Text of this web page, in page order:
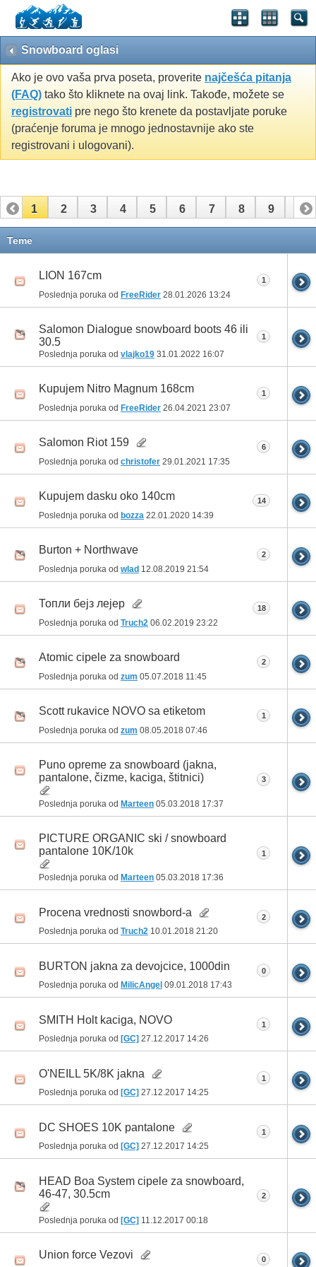
Snowboard oglasi
Ako je ovo vaša prva poseta, proverite najčešća pitanja
(FAQ) tako što kliknete na ovaj link. Takođe, možete se
registrovati pre nego što krenete da postavljate poruke
(praćenje foruma je mnogo jednostavnije ako ste
registrovani i ulogovani).
1 2 3 4 5 6 7 8 9 10
11
Teme
LION 167cm
Poslednja poruka od FreeRider 28.01.2026 13:24
1
Salomon Dialogue snowboard boots 46 ili
30.5
Poslednja poruka od vlajko19 31.01.2022 16:07
1
Kupujem Nitro Magnum 168cm
Poslednja poruka od FreeRider 26.04.2021 23:07
1
Salomon Riot 159
Poslednja poruka od christofer 29.01.2021 17:35
6
Kupujem dasku oko 140cm
Poslednja poruka od bozza 22.01.2020 14:39
14
Burton + Northwave
Poslednja poruka od wlad 12.08.2019 21:54
2
Топли бејз лејер
Poslednja poruka od Truch2 06.02.2019 23:22
18
Atomic cipele za snowboard
Poslednja poruka od zum 05.07.2018 11:45
2
Scott rukavice NOVO sa etiketom
Poslednja poruka od zum 08.05.2018 07:46
1
Puno opreme za snowboard (jakna,
pantalone, čizme, kaciga, štitnici)
Poslednja poruka od Marteen 05.03.2018 17:37
3
PICTURE ORGANIC ski / snowboard
pantalone 10K/10k
Poslednja poruka od Marteen 05.03.2018 17:36
1
Procena vrednosti snowbord-a
Poslednja poruka od Truch2 10.01.2018 21:20
2
BURTON jakna za devojcice, 1000din
Poslednja poruka od MilicAngel 09.01.2018 17:43
0
SMITH Holt kaciga, NOVO
Poslednja poruka od [GC] 27.12.2017 14:26
1
O'NEILL 5K/8K jakna
Poslednja poruka od [GC] 27.12.2017 14:25
1
DC SHOES 10K pantalone
Poslednja poruka od [GC] 27.12.2017 14:25
1
HEAD Boa System cipele za snowboard,
46-47, 30.5cm
Poslednja poruka od [GC] 11.12.2017 00:18
2
Union force Vezovi 0